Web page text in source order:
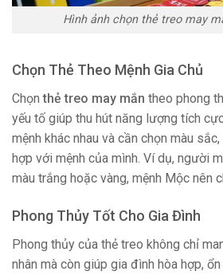
Hình ảnh chọn thẻ treo may
Chọn Thẻ Theo Mệnh Gia Chủ
Chọnthẻ treo may mắn theo phong
yếu tố giúp thu hút năng lượng tích
mệnh khác nhau và cần chọn màu
hợp với mệnh của mình. Ví dụ, người
màu trắng hoặc vàng, mệnh Mộc nên
Phong Thủy Tốt Cho Gia Đình
Phong thủy của thẻ treo không chỉ
nhân mà còn giúp gia đình hòa hợp, ổn